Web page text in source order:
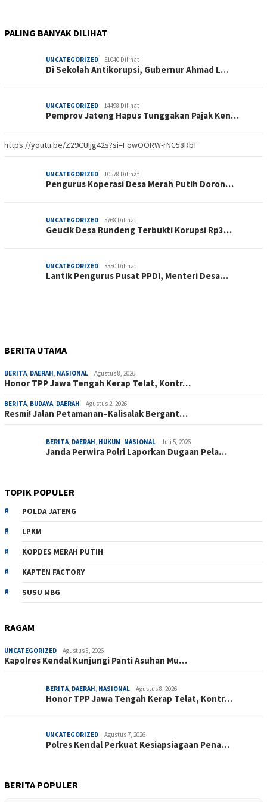
PALING BANYAK DILIHAT
UNCATEGORIZED 51040 Dilihat
Di Sekolah Antikorupsi, Gubernur Ahmad L…
UNCATEGORIZED 14498 Dilihat
Pemprov Jateng Hapus Tunggakan Pajak Ken…
https://youtu.be/Z29CUIjg42s?si=FowOORW-rNC58RbT
UNCATEGORIZED 10578 Dilihat
Pengurus Koperasi Desa Merah Putih Doron…
UNCATEGORIZED 5768 Dilihat
Geucik Desa Rundeng Terbukti Korupsi Rp3…
UNCATEGORIZED 3350 Dilihat
Lantik Pengurus Pusat PPDI, Menteri Desa…
BERITA UTAMA
BERITA, DAERAH, NASIONAL Agustus 8, 2026
Honor TPP Jawa Tengah Kerap Telat, Kontr…
BERITA, BUDAYA, DAERAH Agustus 2, 2026
Resmi! Jalan Petamanan–Kalisalak Bergant…
BERITA, DAERAH, HUKUM, NASIONAL Juli 5, 2026
Janda Perwira Polri Laporkan Dugaan Pela…
TOPIK POPULER
POLDA JATENG
LPKM
KOPDES MERAH PUTIH
KAPTEN FACTORY
SUSU MBG
RAGAM
UNCATEGORIZED Agustus 8, 2026
Kapolres Kendal Kunjungi Panti Asuhan Mu…
BERITA, DAERAH, NASIONAL Agustus 8, 2026
Honor TPP Jawa Tengah Kerap Telat, Kontr…
UNCATEGORIZED Agustus 7, 2026
Polres Kendal Perkuat Kesiapsiagaan Pena…
BERITA POPULER